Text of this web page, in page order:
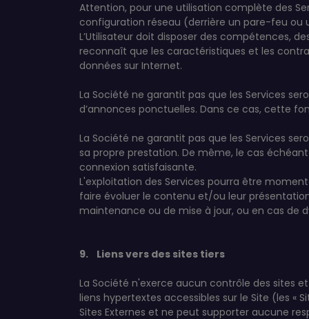
Attention, pour une utilisation complète des
configuration réseau (derrière un pare-feu ou
L’Utilisateur doit disposer des compétences,
reconnaît que les caractéristiques et les
données sur Internet.
La Société ne garantit pas que les Services
d’annonces ponctuelles. Dans ce cas, cette
La Société ne garantit pas que les Services
sa propre prestation. De même, le cas
connexion satisfaisante.
L'exploitation des Services pourra être
faire évoluer le contenu et/ou leur
maintenance ou de mise à jour, ou en cas de
9. Liens vers des sites tiers
La Société n'exerce aucun contrôle des sites
liens hypertextes accessibles sur le Site (les «
Sites Externes et ne peut supporter aucune